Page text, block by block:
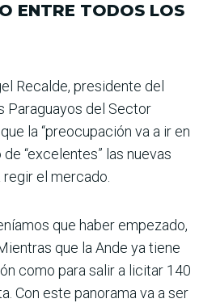
ENTRE TODOS LOS
Recalde, presidente del
Paraguayos del Sector
la “preocupación va a ir en
“excelentes” las nue­vas
el mercado.
que haber empezado,
que la Ande ya tiene
como para salir a licitar 140
Con este panorama va a ser